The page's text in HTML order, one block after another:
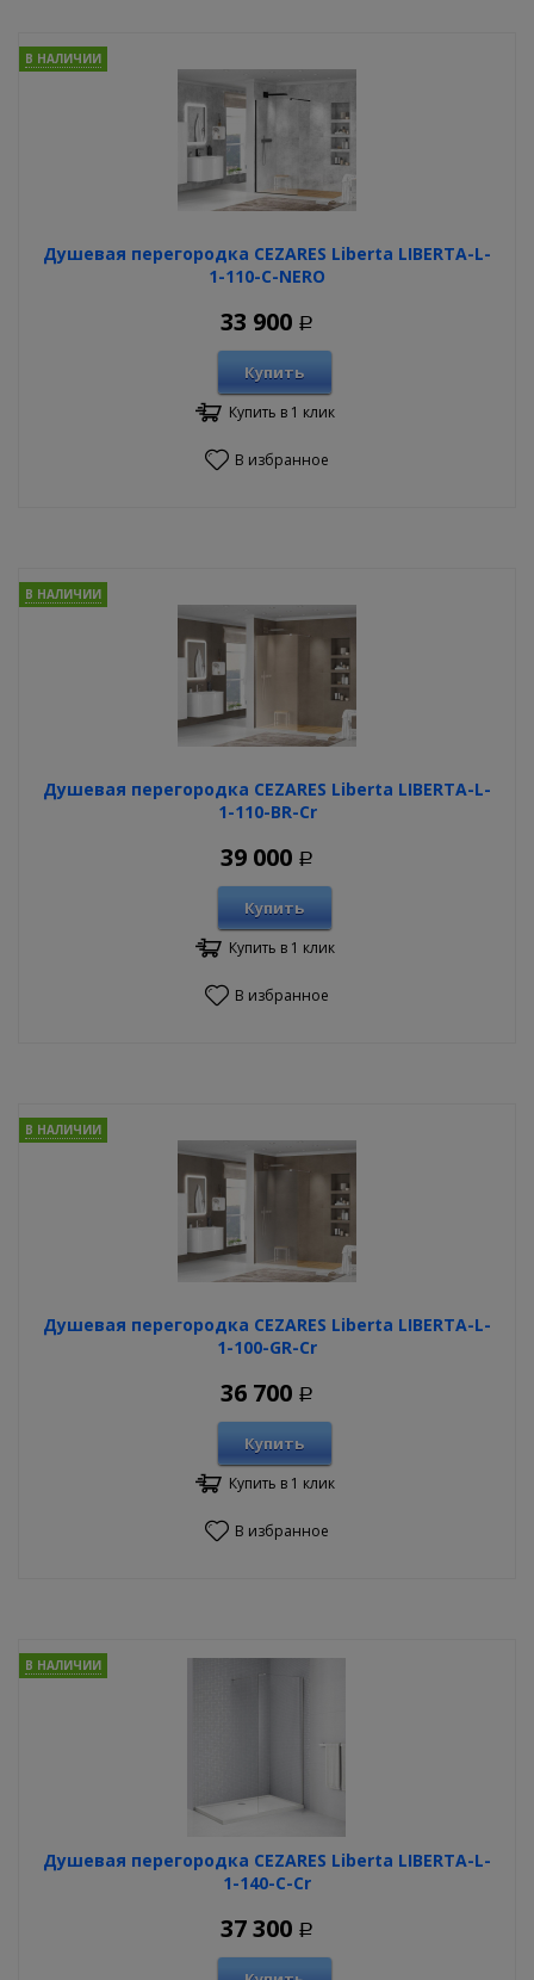
Душевая перегородка CEZARES Liberta LIBERTA-L-
1-110-C-NERO
В НАЛИЧИИ
33 900 Р
Купить
Купить в 1 клик
В избранное
Душевая перегородка CEZARES Liberta LIBERTA-L-
1-110-BR-Cr
В НАЛИЧИИ
39 000 Р
Купить
Купить в 1 клик
В избранное
Душевая перегородка CEZARES Liberta LIBERTA-L-
1-100-GR-Cr
В НАЛИЧИИ
36 700 Р
Купить
Купить в 1 клик
В избранное
Душевая перегородка CEZARES Liberta LIBERTA-L-
1-140-C-Cr
В НАЛИЧИИ
37 300 Р